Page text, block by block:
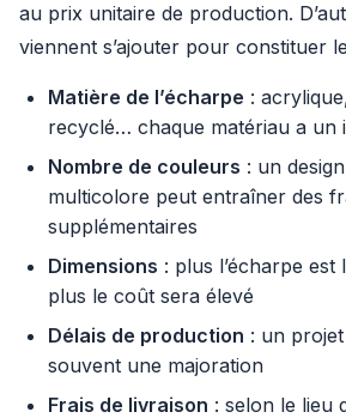
au prix unitaire de production.
viennent s’ajouter pour constituer le
Matière de l’écharpe :
recyclé… chaque matériau a un
Nombre de couleurs : un
multicolore peut entraîner des
supplémentaires
Dimensions : plus l’écharpe
plus le coût sera élevé
Délais de production : un
souvent une majoration
Frais de livraison : selon le lieu